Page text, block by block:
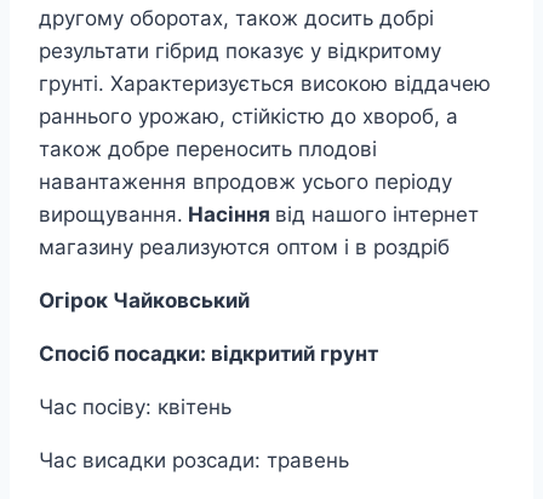
другому оборотах, також досить добрі
результати гібрид показує у відкритому
грунті. Характеризується високою віддачею
раннього урожаю, стійкістю до хвороб, а
також добре переносить плодові
навантаження впродовж усього періоду
вирощування. Насіння від нашого інтернет
магазину реализуются оптом і в роздріб
Огірок Чайковський
Спосіб посадки: відкритий грунт
Час посіву: квітень
Час висадки розсади: травень